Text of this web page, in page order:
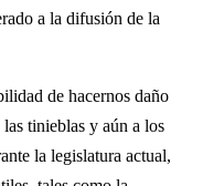
a la difusión de la
de hacernos daño
tinieblas y aún a los
la legislatura actual,